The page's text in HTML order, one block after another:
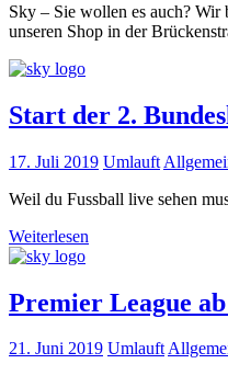
Sky – Sie wollen es auch? Wir
unseren Shop in der
Start der 2.
17. Juli 2019 Umlauft
Weil du Fussball live sehen
Weiterlesen
Premier League
21. Juni 2019 Umlauft